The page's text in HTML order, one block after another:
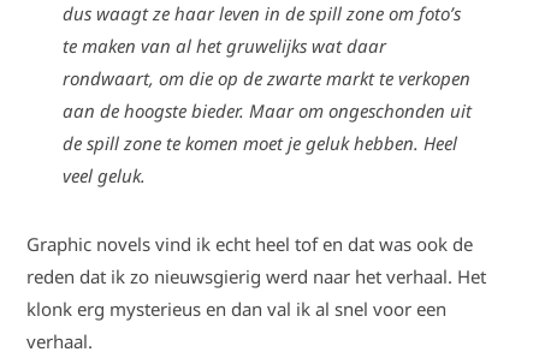
dus waagt ze haar leven in de spill zone om foto’s
te maken van al het gruwelijks wat daar
rondwaart, om die op de zwarte markt te verkopen
aan de hoogste bieder. Maar om ongeschonden uit
de spill zone te komen moet je geluk hebben. Heel
veel geluk.
Graphic novels vind ik echt heel tof en dat was ook de
reden dat ik zo nieuwsgierig werd naar het verhaal. Het
klonk erg mysterieus en dan val ik al snel voor een
verhaal.